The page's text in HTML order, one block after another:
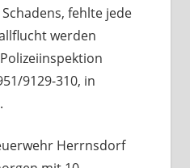
fehlte jede
werden
9129-310, in
Herrnsdorf